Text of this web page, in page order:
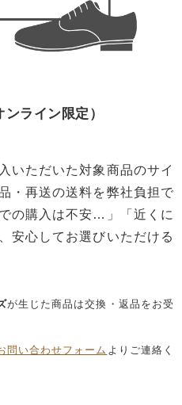
ライン限定）
いただいた対象商品のサイ
・再送の送料を弊社負担で
の購入は不安…」「近くに
安心してお選びいただける
が生じた商品は交換・返品をお受
問い合わせフォーム よりご連絡く